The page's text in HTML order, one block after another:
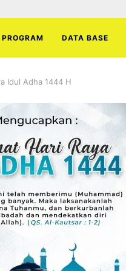
PROGRAM DATA BASE
Idul Adha 1444 H